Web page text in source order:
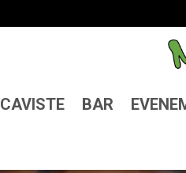
CAVISTE BAR